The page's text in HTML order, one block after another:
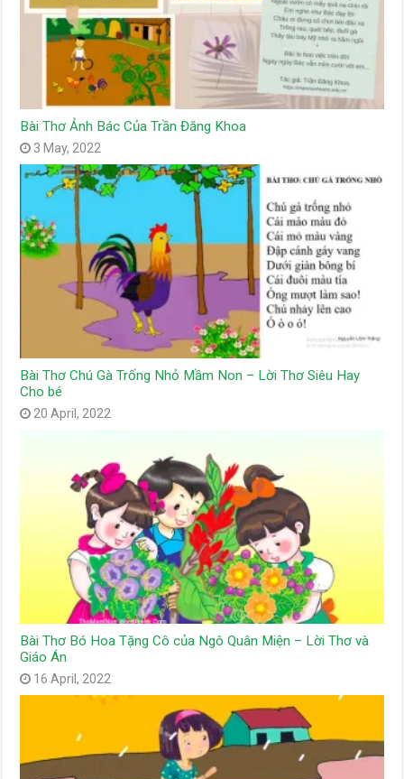
Bài Thơ Ảnh Bác Của Trần Đăng Khoa
3 May, 2022
Bài Thơ Chú Gà Trống Nhỏ Mầm Non – Lời Thơ Siêu Hay
Cho bé
20 April, 2022
Bài Thơ Bó Hoa Tặng Cô của Ngô Quân Miện – Lời Thơ và
Giáo Án
16 April, 2022